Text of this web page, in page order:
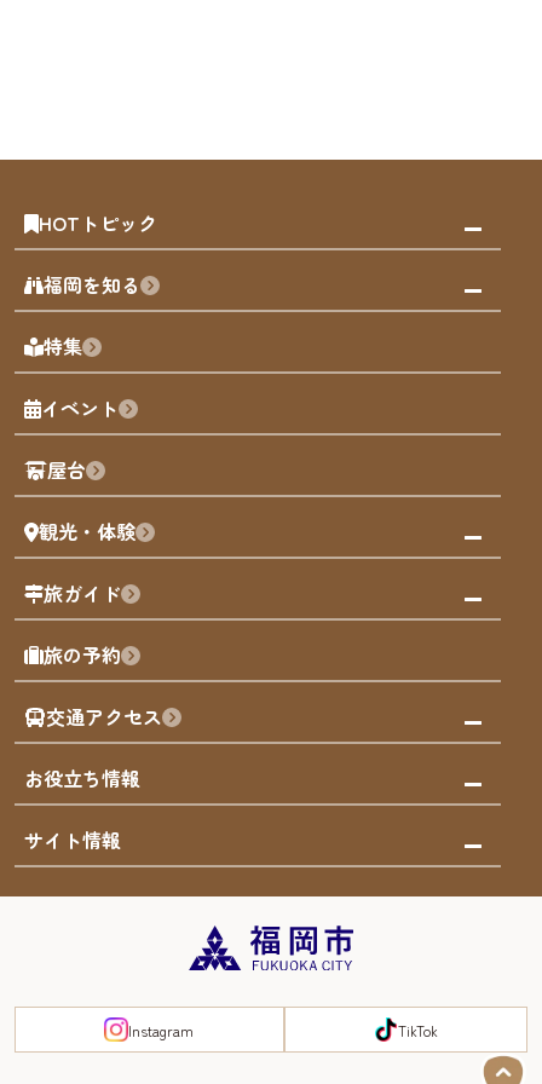
HOTトピック
みんなの旅行記
天神エリア
博多旧市街
福岡城
歴史・文化
福岡を知る
福岡の見どころ
福岡の魅力
観光カレンダー
観光PR動画
まち歩き
福岡グルメ
福岡を楽しむ
福岡のアート
福岡のナイトタイム
福岡の歴史・文化
サステナブルツーリズム
福岡検定
よかなび音声ガイド
FUKUOKA EAST&WEST COAST
特集
イベント
屋台
観光・体験
観る・遊ぶ
屋台
買う
体験
泊まる
旅ガイド
モデルコース
AIおまかせコース
オリジナルプラン
みんなの旅行記
旅の予約
交通アクセス
市内交通ガイド
お得なチケット
お役立ち情報
お知らせ
災害情報
サイト情報
まち歩き・体験プログラム掲載申込
Instagram TikTok